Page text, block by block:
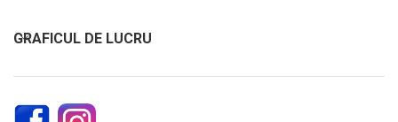
GRAFICUL DE LUCRU